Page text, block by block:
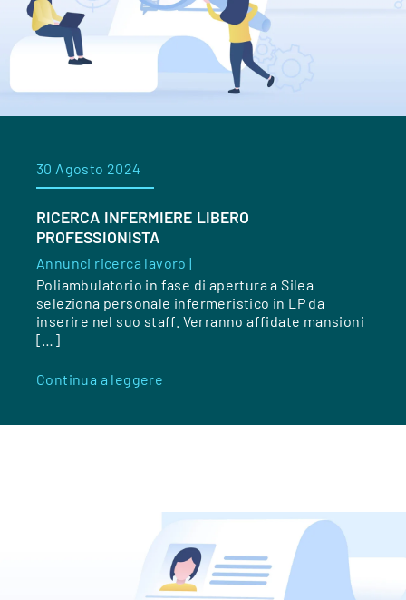
30 Agosto 2024
RICERCA INFERMIERE LIBERO
PROFESSIONISTA
Annunci ricerca lavoro |
Poliambulatorio in fase di apertura a Silea
seleziona personale infermeristico in LP da
inserire nel suo staff. Verranno affidate mansioni
[…]
Continua a leggere